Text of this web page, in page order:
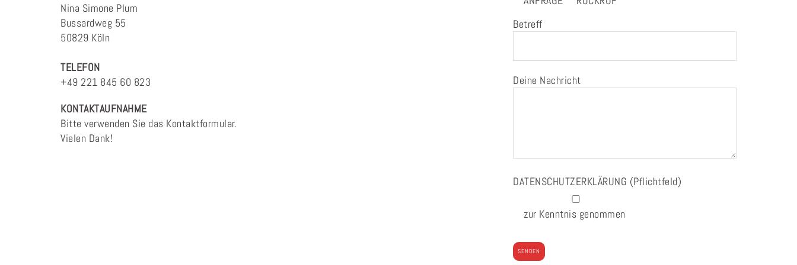
Nina Simone Plum
Bussardweg 55
50829 Köln
TELEFON
+49 221 845 60 823
KONTAKTAUFNAHME
Bitte verwenden Sie das Kontaktformular.
Vielen Dank!
Betreff
Deine Nachricht
DATENSCHUTZERKLÄRUNG (Pflichtfeld)
zur Kenntnis genommen